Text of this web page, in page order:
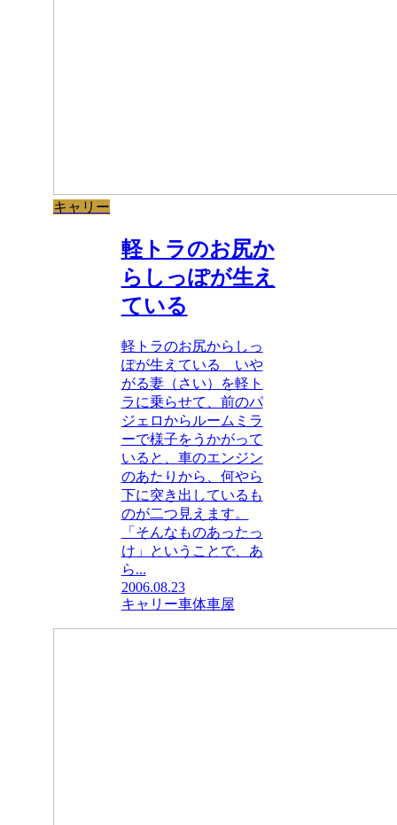
キャリー
軽トラのお尻か
らしっぽが生え
ている
軽トラのお尻からしっ
ぽが生えている いや
がる妻（さい）を軽ト
ラに乗らせて、前のパ
ジェロからルームミラ
ーで様子をうかがって
いると、車のエンジン
のあたりから、何やら
下に突き出しているも
のが二つ見えます。
「そんなものあったっ
け」ということで、あ
ら...
2006.08.23
キャリー車体車屋